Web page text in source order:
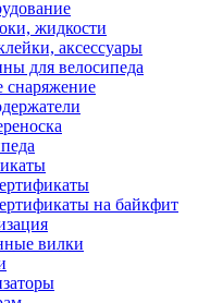
жидкости
аксессуары
для велосипеда
снаряжение
на байкфит
вилки